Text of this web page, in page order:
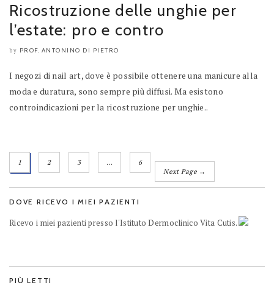
Ricostruzione delle unghie per
l’estate: pro e contro
by PROF. ANTONINO DI PIETRO
I negozi di nail art, dove è possibile ottenere una manicure alla
moda e duratura, sono sempre più diffusi. Ma esistono
controindicazioni per la ricostruzione per unghie..
1 2 3 …
6
Next Page →
DOVE RICEVO I MIEI PAZIENTI
Ricevo i miei pazienti presso l'Istituto Dermoclinico Vita Cutis.
PIÙ LETTI